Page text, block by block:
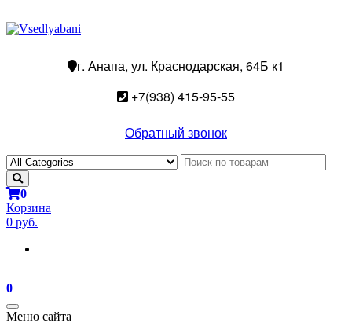
г. Анапа, ул. Краснодарская, 64Б к1
+7(938) 415-95-55
Обратный звонок
0
Корзина
0 руб.
0
Toggle
navigation
Меню сайта